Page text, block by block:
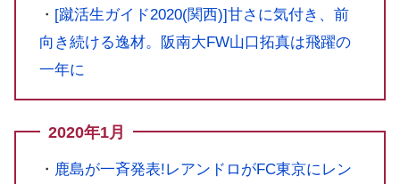
・ [蹴活生ガイド2020(関西)]甘さに気付き、前
向き続ける逸材。阪南大FW山口拓真は飛躍の
一年に
2020年1月
・ 鹿島が一斉発表!レアンドロがFC東京にレン